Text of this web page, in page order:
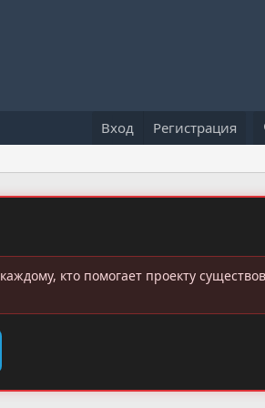
Вход Регистрация
кто помогает проекту